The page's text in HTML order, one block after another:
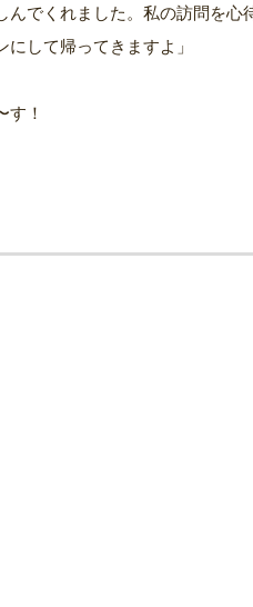
んでくれました。私の訪問を
にして帰ってきますよ」
す！